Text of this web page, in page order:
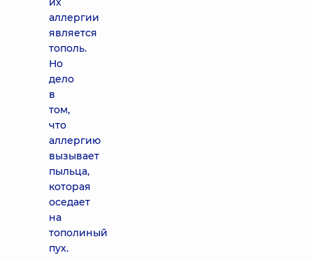
аллергии
является
тополь.
Но
дело
в
том,
что
аллергию
вызывает
пыльца,
которая
оседает
на
тополиный
пух.